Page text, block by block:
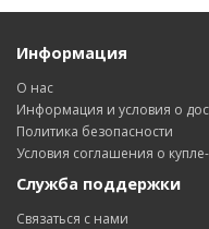
Информация
О нас
Информация и условия о
Политика безопасности
Условия соглашения о
Служба поддержки
Связаться с нами